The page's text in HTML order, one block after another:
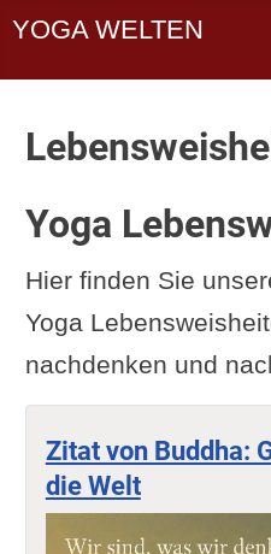
YOGA WELTEN
Yoga
Hier finden Sie
Yoga
nachdenken und
Zitat von Buddha:
die Welt